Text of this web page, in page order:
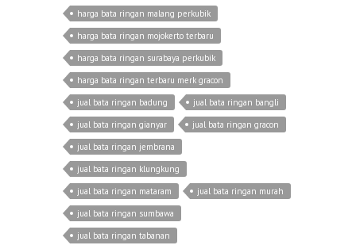
harga bata ringan malang perkubik
harga bata ringan mojokerto terbaru
harga bata ringan surabaya perkubik
harga bata ringan terbaru merk gracon
jual bata ringan badung
jual bata ringan bangli
jual bata ringan gianyar
jual bata ringan gracon
jual bata ringan jembrana
jual bata ringan klungkung
jual bata ringan mataram
jual bata ringan murah
jual bata ringan sumbawa
jual bata ringan tabanan